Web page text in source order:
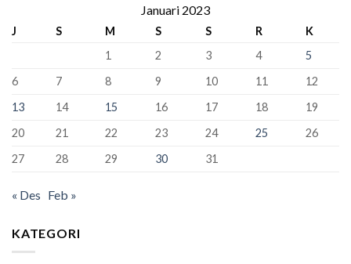
Dunia!
Kursi
Baru
388
Kelas
SMAN
Bandung
Lulus
100%
Januari 2023
J S M S S R
K
1
2 3 4
5
6
7 8 9 10 11
12
13
14 15 16 17 18
19
20
21 22 23 24 25
26
27
28 29 30 31
« Des Feb »
KATEGORI